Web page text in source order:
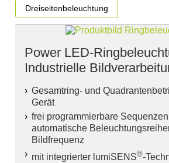
Dreiseitenbeleuchtung
Power LED-
Industrielle
Gesamtring- und
Gerät
frei programmierbare
automatische
Bildfrequenz
mit integrierter lumiSENS®-